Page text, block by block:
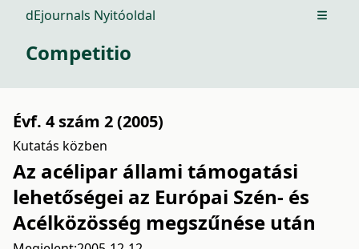
dEjournals Nyitóoldal Open
Competitio
Évf. 4 szám 2 (2005)
Kutatás közben
Az acélipar állami támogatási
lehetőségei az Európai Szén- és
Acélközösség megszűnése után